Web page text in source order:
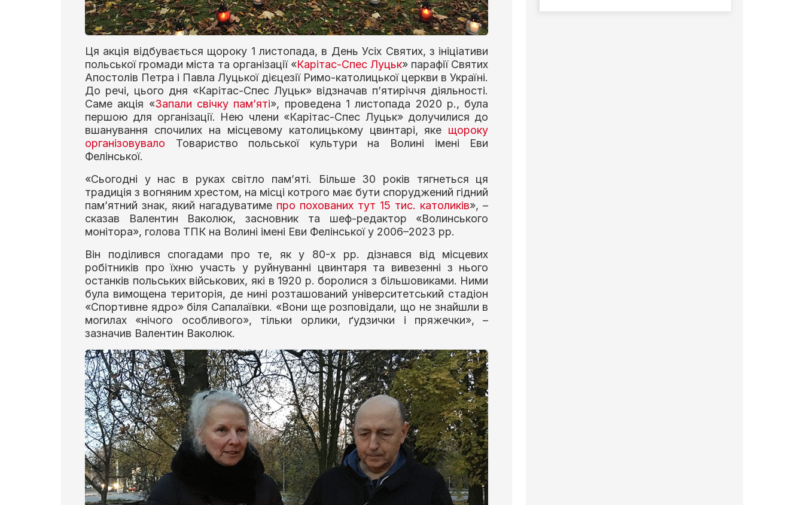
Ця акція відбувається щороку 1 листопада, в День Усіх Святих, з ініціативи
польської громади міста та організації «Карітас-Спес Луцьк» парафії Святих
Апостолів Петра і Павла Луцької дієцезії Римо-католицької церкви в Україні.
До речі, цього дня «Карітас-Спес Луцьк» відзначав п’ятиріччя діяльності.
Саме акція «Запали свічку пам’яті», проведена 1 листопада 2020 р., була
першою для організації. Нею члени «Карітас-Спес Луцьк» долучилися до
вшанування спочилих на місцевому католицькому цвинтарі, яке щороку
організовувало Товариство польської культури на Волині імені Еви
Фелінської.
«Сьогодні у нас в руках світло пам’яті. Більше 30 років тягнеться ця
традиція з вогняним хрестом, на місці котрого має бути споруджений гідний
пам’ятний знак, який нагадуватиме про похованих тут 15 тис. католиків», –
сказав Валентин Ваколюк, засновник та шеф-редактор «Волинського
монітора», голова ТПК на Волині імені Еви Фелінської у 2006–2023 рр.
Він поділився спогадами про те, як у 80-х рр. дізнався від місцевих
робітників про їхню участь у руйнуванні цвинтаря та вивезенні з нього
останків польських військових, які в 1920 р. боролися з більшовиками. Ними
була вимощена територія, де нині розташований університетський стадіон
«Спортивне ядро» біля Сапалаївки. «Вони ще розповідали, що не знайшли в
могилах «нічого особливого», тільки орлики, ґудзички і пряжечки», –
зазначив Валентин Ваколюк.